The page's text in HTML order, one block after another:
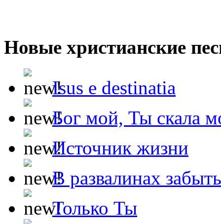
Новые христианские
Isus e destinatia
Бог мой, Ты скала
Источник жизни
В развалинах
Только Ты